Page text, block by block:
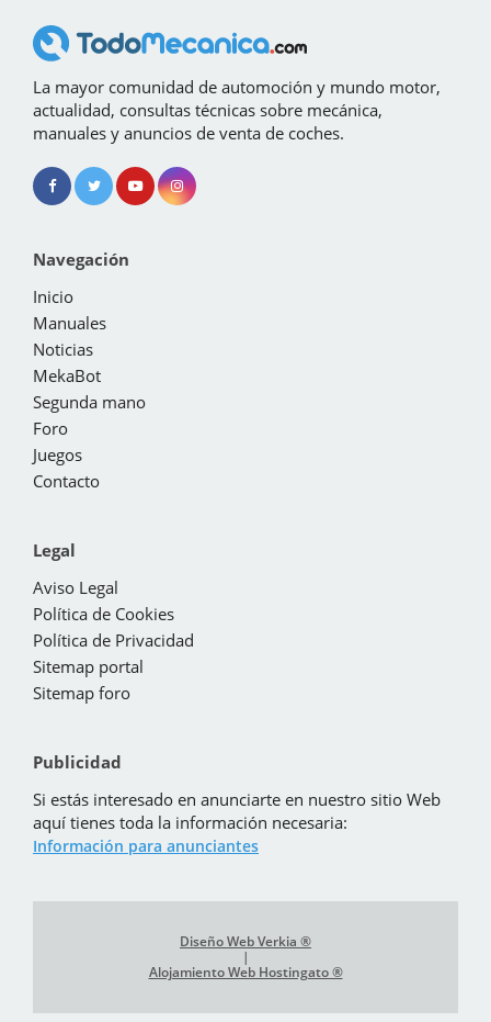
La mayor comunidad de automoción y mundo motor,
actualidad, consultas técnicas sobre mecánica,
manuales y anuncios de venta de coches.
Navegación
Inicio
Manuales
Noticias
MekaBot
Segunda mano
Foro
Juegos
Contacto
Legal
Aviso Legal
Política de Cookies
Política de Privacidad
Sitemap portal
Sitemap foro
Publicidad
Si estás interesado en anunciarte en nuestro sitio Web
aquí tienes toda la información necesaria:
Información para anunciantes
Diseño Web Verkia ®
|
Alojamiento Web Hostingato ®